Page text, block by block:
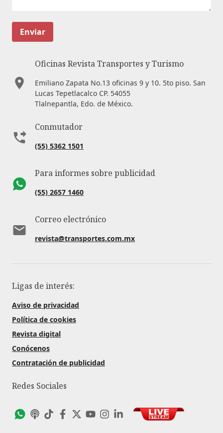
Enviar
Oficinas Revista Transportes y Turismo
Emiliano Zapata No.13 oficinas 9 y 10. 5to piso. San
Lucas Tepetlacalco CP. 54055
Tlalnepantla, Edo. de México.
Conmutador
(55) 5362 1501
Para informes sobre publicidad
(55) 2657 1460
Correo electrónico
revista@transportes.com.mx
Ligas de interés:
Aviso de privacidad
Política de cookies
Revista digital
Conócenos
Contratación de publicidad
Redes Sociales